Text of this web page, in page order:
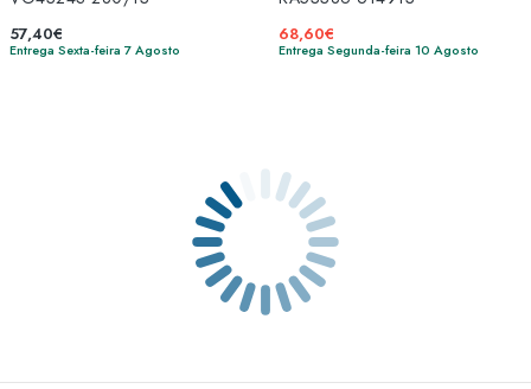
57,40€
Entrega Sexta-feira 7 Agosto
68,60€
Entrega Segunda-feira 10 Agosto